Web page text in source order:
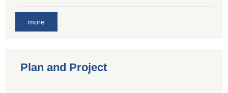
more
Plan and Project